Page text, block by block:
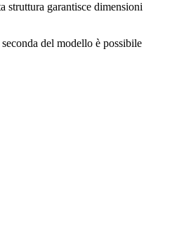
struttura garantisce dimensioni
del modello è possibile